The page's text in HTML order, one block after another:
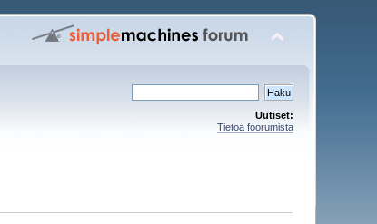
Uutiset:
Tietoa foorumista